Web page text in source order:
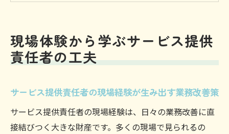
現場のトラブルを解決したサービス提供責
任者の知恵
どう役立つか
サービス提供責任者が実践する業務効率化のコ
ツ
現場体験から学ぶサービス提供
責任者の工夫
サービス提供責任者の現場経験が生み出す業務改善策
サービス提供責任者の現場経験は、日々の業務改善に直
接結びつく大きな財産です。多くの現場で見られるの